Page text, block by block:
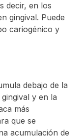
decir, en los
gingival. Puede
cariogénico y
debajo de la
y en la
más
que se
acumulación de